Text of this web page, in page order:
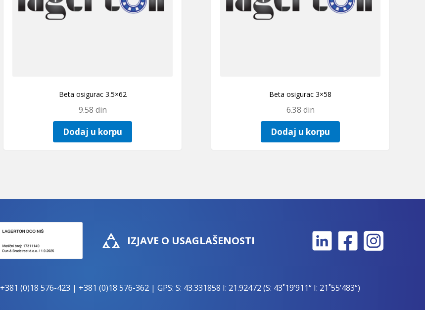
Beta osigurac 3.5×62
9.58 din
Dodaj u korpu
Beta osigurac 3×58
6.38 din
Dodaj u korpu
IZJAVE O USAGLAŠENOSTI
+381 (0)18 576-423 | +381 (0)18 576-362 | GPS: S: 43.331858 I: 21.92472 (S: 43˚19’911“ I: 21˚55’483“)